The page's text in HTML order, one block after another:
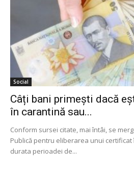
Social
Câți bani primești dacă
în carantină sau...
Conform sursei citate, mai întâi, se
Publică pentru eliberarea unui
durata perioadei de...